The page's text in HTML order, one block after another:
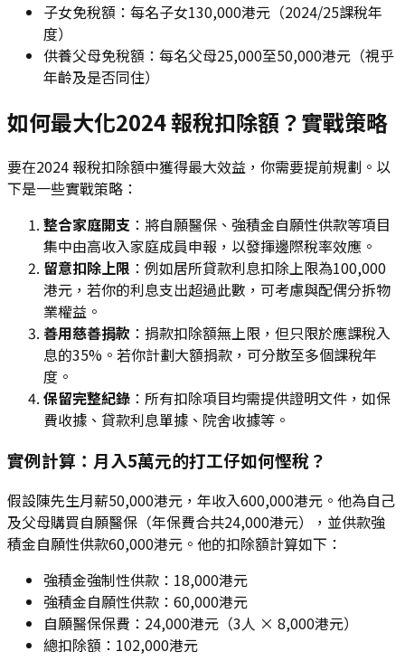
子女免稅額：每名子女130,000港元（2024/25課稅年
度）
供養父母免稅額：每名父母25,000至50,000港元（視乎
年齡及是否同住）
如何最大化2024 報稅扣除額？實戰策略
要在2024 報稅扣除額中獲得最大效益，你需要提前規劃。以
下是一些實戰策略：
整合家庭開支 ：將自願醫保、強積金自願性供款等項目
集中由高收入家庭成員申報，以發揮邊際稅率效應。
留意扣除上限 ：例如居所貸款利息扣除上限為100,000
港元，若你的利息支出超過此數，可考慮與配偶分拆物
業權益。
善用慈善捐款 ：捐款扣除額無上限，但只限於應課稅入
息的35%。若你計劃大額捐款，可分散至多個課稅年
度。
保留完整紀錄 ：所有扣除項目均需提供證明文件，如保
費收據、貸款利息單據、院舍收據等。
實例計算：月入5萬元的打工仔如何慳稅？
假設陳先生月薪50,000港元，年收入600,000港元。他為自己
及父母購買自願醫保（年保費合共24,000港元），並供款強
積金自願性供款60,000港元。他的扣除額計算如下：
強積金強制性供款：18,000港元
強積金自願性供款：60,000港元
自願醫保保費：24,000港元（3人 × 8,000港元）
總扣除額：102,000港元